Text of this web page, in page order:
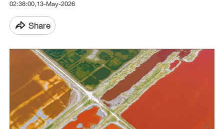
02:38:00,13-May-2026
Share